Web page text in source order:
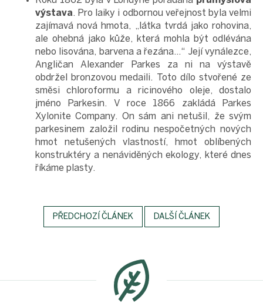
výstava. Pro laiky i odbornou veřejnost byla velmi
zajímavá nová hmota, „látka tvrdá jako rohovina,
ale ohebná jako kůže, která mohla být odlévána
nebo lisována, barvena a řezána…“ Její vynálezce,
Angličan Alexander Parkes za ni na výstavě
obdržel bronzovou medaili. Toto dílo stvořené ze
směsi chloroformu a ricinového oleje, dostalo
jméno Parkesin. V roce 1866 zakládá Parkes
Xylonite Company. On sám ani netušil, že svým
parkesinem založil rodinu nespočetných nových
hmot netušených vlastností, hmot oblíbených
konstruktéry a nenáviděných ekology, které dnes
říkáme plasty.
PŘEDCHOZÍ ČLÁNEK DALŠÍ ČLÁNEK
a